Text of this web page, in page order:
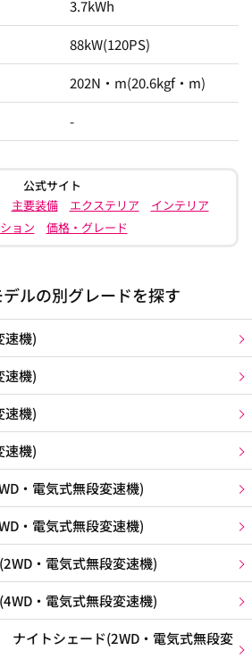
3.7kWh
88kW(120PS)
202N・m(20.6kgf・m)
-
公式サイト
主要装備 エクステリア
インテリア
ョン
価格・グレード
ルの別グレードを探す
速機)
速機)
速機)
速機)
・電気式無段変速機)
・電気式無段変速機)
・電気式無段変速機)
・電気式無段変速機)
イトシェード(2WD・電気式無段変